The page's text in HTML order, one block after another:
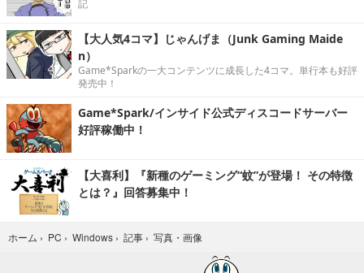
記
【大人気4コマ】じゃんげま（Junk Gaming Maide
n）
Game*Sparkの一大コンテンツに成長した4コマ。単行本も好評
発売中！
Game*Spark/インサイド公式ディスコードサーバー
好評稼働中！
【大喜利】『新種のゲーミング“蚊”が登場！ その特徴
とは？』回答募集中！
ホーム › PC › Windows › 記事 › 写真・画像